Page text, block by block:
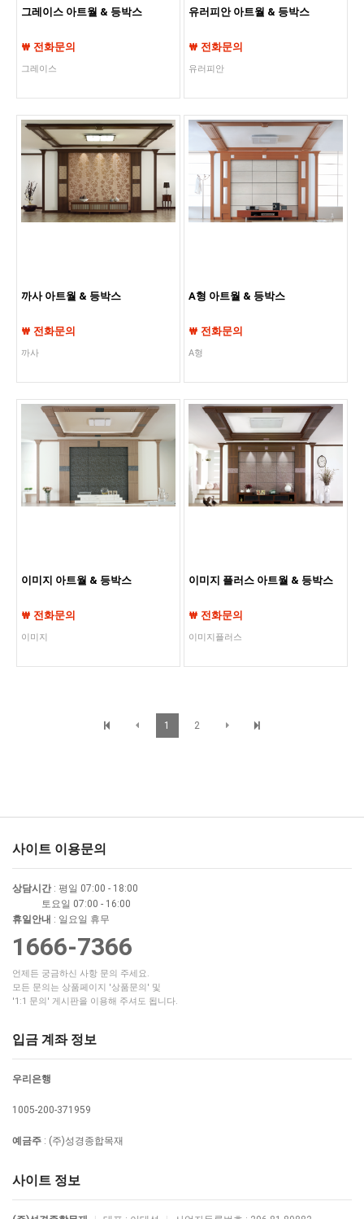
그레이스 아트월 & 등박스
₩ 전화문의
그레이스
유러피안 아트월 & 등박스
₩ 전화문의
유러피안
까사 아트월 & 등박스
₩ 전화문의
까사
A형 아트월 & 등박스
₩ 전화문의
A형
이미지 아트월 & 등박스
₩ 전화문의
이미지
이미지 플러스 아트월 & 등박스
₩ 전화문의
이미지플러스
1 2
사이트 이용문의
상담시간 : 평일 07:00 - 18:00
토요일 07:00 - 16:00
휴일안내 : 일요일 휴무
1666-7366
언제든 궁금하신 사항 문의 주세요.
모든 문의는 상품페이지 '상품문의' 및
'1:1 문의' 게시판을 이용해 주셔도 됩니다.
입금 계좌 정보
우리은행
1005-200-371959
예금주 : (주)성경종합목재
사이트 정보